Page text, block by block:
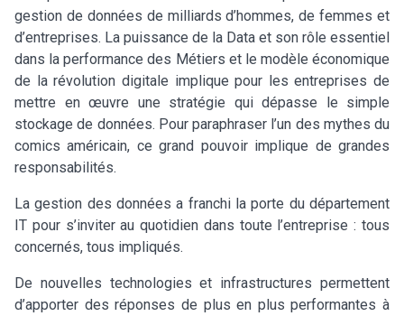
gestion de données de milliards d’hommes, de femmes et
d’entreprises. La puissance de la Data et son rôle essentiel
dans la performance des Métiers et le modèle économique
de la révolution digitale implique pour les entreprises de
mettre en œuvre une stratégie qui dépasse le simple
stockage de données. Pour paraphraser l’un des mythes du
comics américain, ce grand pouvoir implique de grandes
responsabilités.
La gestion des données a franchi la porte du département
IT pour s’inviter au quotidien dans toute l’entreprise : tous
concernés, tous impliqués.
De nouvelles technologies et infrastructures permettent
d’apporter des réponses de plus en plus performantes à